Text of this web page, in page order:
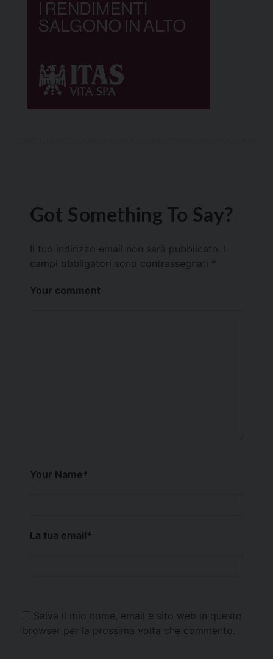
Got Something To Say?
Il tuo indirizzo email non sarà pubblicato.
campi obbligatori sono contrassegnati *
Your comment
Your Name*
La tua email*
Salva il mio nome, email e sito web in questo
browser per la prossima volta che commento.